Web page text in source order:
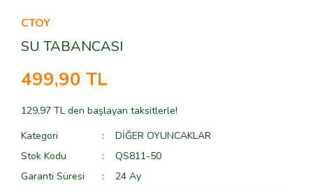
CTOY
SU TABANCASI
499,90 TL
129,97 TL den başlayan taksitlerle!
Kategori
DİĞER OYUNCAKLAR
Stok Kodu
QS811-50
Garanti Süresi
24 Ay